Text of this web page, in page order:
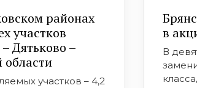
районах
участков
Дятьково –
области
участков – 4,2
в
В